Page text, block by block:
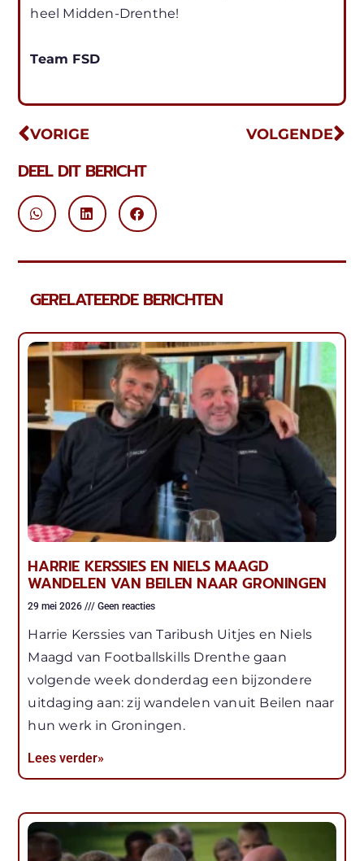
heel Midden-Drenthe!
Team FSD
VORIGE VOLGENDE
DEEL DIT BERICHT
GERELATEERDE BERICHTEN
HARRIE KERSSIES EN NIELS MAAGD
WANDELEN VAN BEILEN NAAR GRONINGEN
29 mei 2026 Geen reacties
Harrie Kerssies van Taribush Uitjes en Niels
Maagd van Footballskills Drenthe gaan
volgende week donderdag een bijzondere
uitdaging aan: zij wandelen vanuit Beilen naar
hun werk in Groningen.
Lees verder»